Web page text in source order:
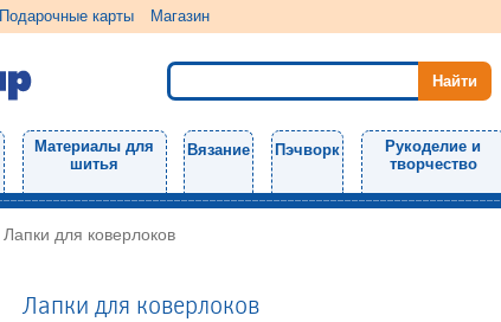
Подарочные карты Магазин
Материалы для
шитья
Вязание Пэчворк
Рукоделие и
творчество
Лапки для коверлоков
Лапки для коверлоков